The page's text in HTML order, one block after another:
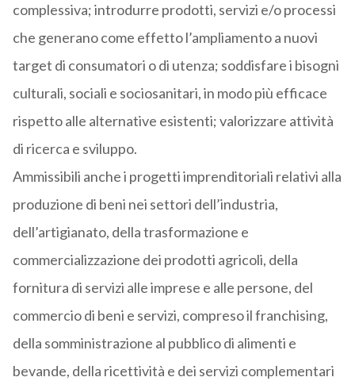
complessiva; introdurre prodotti, servizi e/o processi
che generano come effetto l’ampliamento a nuovi
target di consumatori o di utenza; soddisfare i bisogni
culturali, sociali e sociosanitari, in modo più efficace
rispetto alle alternative esistenti; valorizzare attività
di ricerca e sviluppo.
Ammissibili anche i progetti imprenditoriali relativi alla
produzione di beni nei settori dell’industria,
dell’artigianato, della trasformazione e
commercializzazione dei prodotti agricoli, della
fornitura di servizi alle imprese e alle persone, del
commercio di beni e servizi, compreso il franchising,
della somministrazione al pubblico di alimenti e
bevande, della ricettività e dei servizi complementari